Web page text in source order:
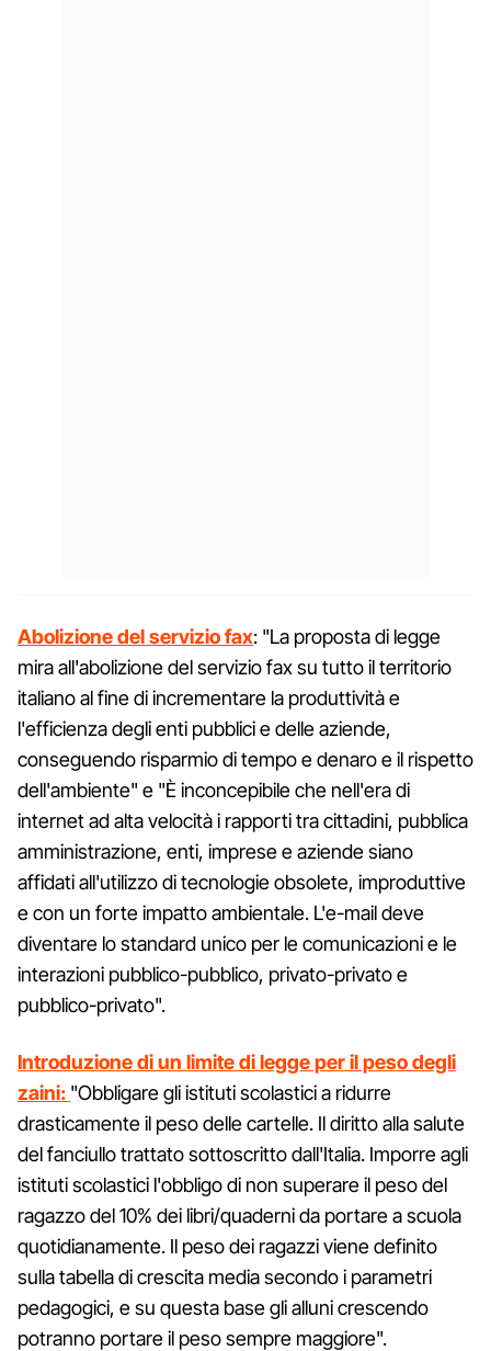
Abolizione del servizio fax: "La proposta di legge
mira all'abolizione del servizio fax su tutto il territorio
italiano al fine di incrementare la produttività e
l'efficienza degli enti pubblici e delle aziende,
conseguendo risparmio di tempo e denaro e il rispetto
dell'ambiente" e "È inconcepibile che nell'era di
internet ad alta velocità i rapporti tra cittadini, pubblica
amministrazione, enti, imprese e aziende siano
affidati all'utilizzo di tecnologie obsolete, improduttive
e con un forte impatto ambientale. L'e-mail deve
diventare lo standard unico per le comunicazioni e le
interazioni pubblico-pubblico, privato-privato e
pubblico-privato".
Introduzione di un limite di legge per il peso degli
zaini: "Obbligare gli istituti scolastici a ridurre
drasticamente il peso delle cartelle. Il diritto alla salute
del fanciullo trattato sottoscritto dall'Italia. Imporre agli
istituti scolastici l'obbligo di non superare il peso del
ragazzo del 10% dei libri/quaderni da portare a scuola
quotidianamente. Il peso dei ragazzi viene definito
sulla tabella di crescita media secondo i parametri
pedagogici, e su questa base gli alluni crescendo
potranno portare il peso sempre maggiore".